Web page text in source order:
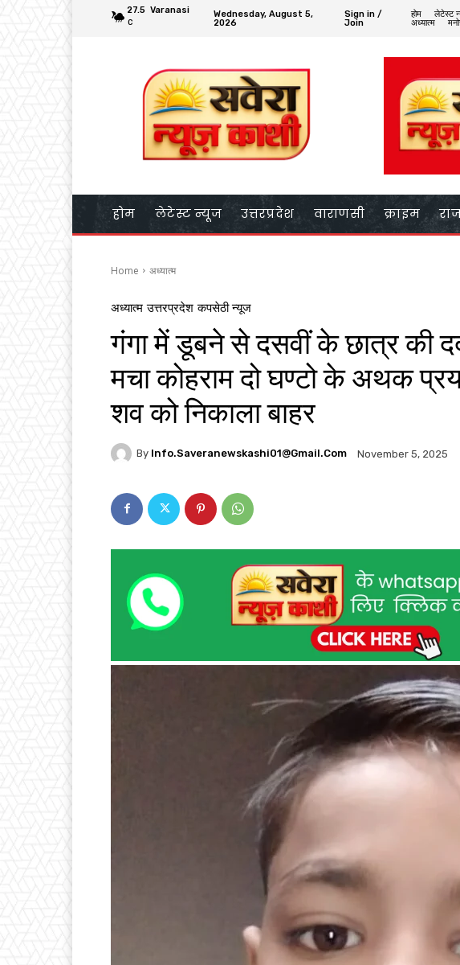
27.5
C
Varanasi
Wednesday, August 5,
2026
Sign in /
Join
होम लेटेस्ट
अध्यात्म
होम लेटेस्ट न्यूज उत्तरप्रदेश वाराणसी क्राइम
Home अध्यात्म
अध्यात्म उत्तरप्रदेश कपसेठी न्यूज
गंगा में डूबने से दसवीं के छात्र की
मचा कोहराम दो घण्टो के अथक
शव को निकाला बाहर
By Info.saveranewskashi01@gmail.com November 5, 2025